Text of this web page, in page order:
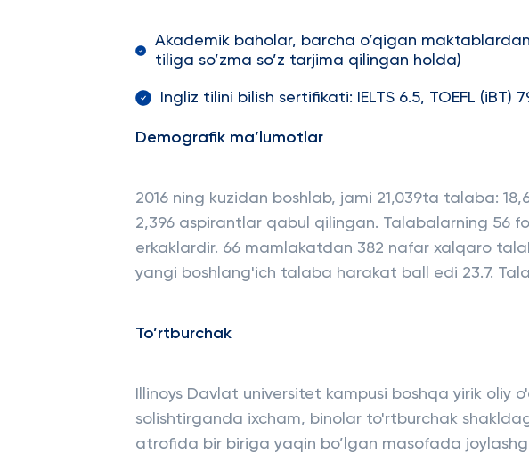
Akademik baholar, barcha o’qigan
tiliga so’zma so’z tarjima qilingan holda)
Ingliz tilini bilish sertifikati: IELTS 6.5, TOEFL (iBT)
Demografik ma’lumotlar
2016 ning kuzidan boshlab, jami 21,039ta talaba:
2,396 aspirantlar qabul qilingan. Talabalarning 56
erkaklardir. 66 mamlakatdan 382 nafar xalqaro
yangi boshlang'ich talaba harakat ball edi 23.7.
To’rtburchak
Illinoys Davlat universitet kampusi boshqa yirik oliy
solishtirganda ixcham, binolar to'rtburchak
atrofida bir biriga yaqin bo’lgan masofada